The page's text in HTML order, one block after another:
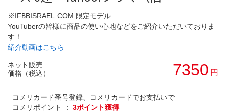
※IFBBISRAEL.COM 限定モデル
YouTuberの皆様に商品の使い心地などをご紹介いただいておりま
す！
紹介動画はこちら
ネット販売
価格（税込）
7350 円
コメリカード番号登録、コメリカードでお支払いで
コメリポイント ： 3ポイント獲得